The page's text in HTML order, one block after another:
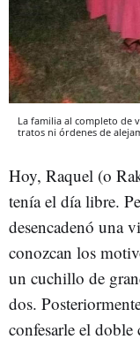
La familia al completo de
tratos ni órdenes de
Hoy, Raquel (o
tenía el día libre.
desencadenó una
conozcan los
un cuchillo de
dos.
confesarle el doble